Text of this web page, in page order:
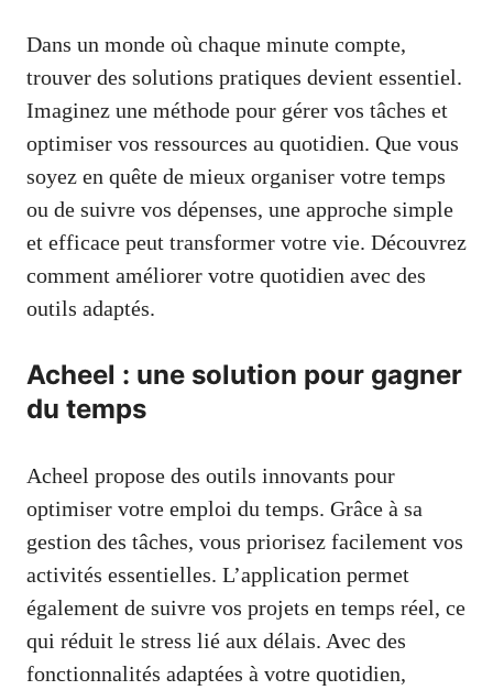
Dans un monde où chaque minute compte,
trouver des solutions pratiques devient essentiel.
Imaginez une méthode pour gérer vos tâches et
optimiser vos ressources au quotidien. Que vous
soyez en quête de mieux organiser votre temps
ou de suivre vos dépenses, une approche simple
et efficace peut transformer votre vie. Découvrez
comment améliorer votre quotidien avec des
outils adaptés.
Acheel : une solution pour gagner
du temps
Acheel propose des outils innovants pour
optimiser votre emploi du temps. Grâce à sa
gestion des tâches, vous priorisez facilement vos
activités essentielles. L’application permet
également de suivre vos projets en temps réel, ce
qui réduit le stress lié aux délais. Avec des
fonctionnalités adaptées à votre quotidien,